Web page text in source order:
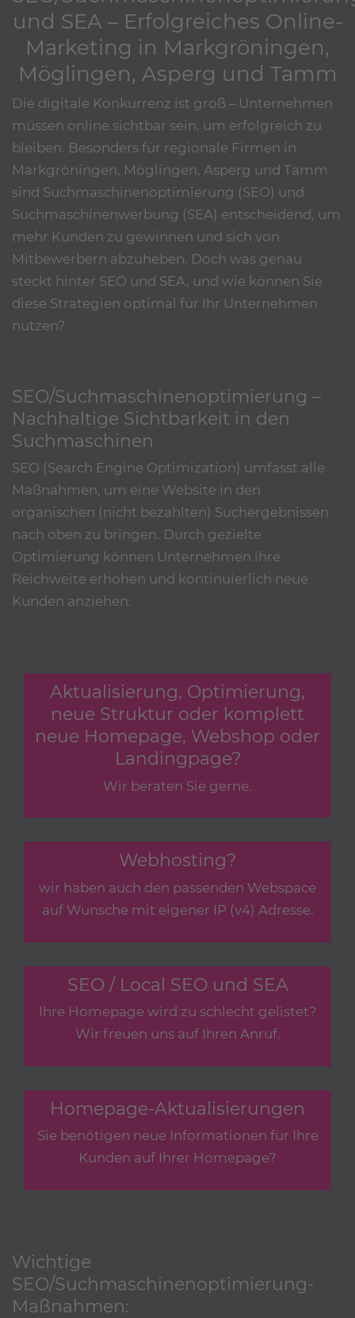
und SEA – Erfolgreiches Online-
Marketing in Markgröningen,
Möglingen, Asperg und Tamm
Die digitale Konkurrenz ist groß – Unternehmen
müssen online sichtbar sein, um erfolgreich zu
bleiben. Besonders für regionale Firmen in
Markgröningen, Möglingen, Asperg und Tamm
sind Suchmaschinenoptimierung (SEO) und
Suchmaschinenwerbung (SEA) entscheidend, um
mehr Kunden zu gewinnen und sich von
Mitbewerbern abzuheben. Doch was genau
steckt hinter SEO und SEA, und wie können Sie
diese Strategien optimal für Ihr Unternehmen
nutzen?
SEO/Suchmaschinenoptimierung –
Nachhaltige Sichtbarkeit in den
Suchmaschinen
SEO (Search Engine Optimization) umfasst alle
Maßnahmen, um eine Website in den
organischen (nicht bezahlten) Suchergebnissen
nach oben zu bringen. Durch gezielte
Optimierung können Unternehmen ihre
Reichweite erhöhen und kontinuierlich neue
Kunden anziehen.
Aktualisierung, Optimierung,
neue Struktur oder komplett
neue Homepage, Webshop oder
Landingpage?
Wir beraten Sie gerne.
Webhosting?
wir haben auch den passenden Webspace
auf Wunsche mit eigener IP (v4) Adresse.
SEO / Local SEO und SEA
Ihre Homepage wird zu schlecht gelistet?
Wir freuen uns auf Ihren Anruf.
Homepage-Aktualisierungen
Sie benötigen neue Informationen für Ihre
Kunden auf Ihrer Homepage?
Wichtige
SEO/Suchmaschinenoptimierung-
Maßnahmen: